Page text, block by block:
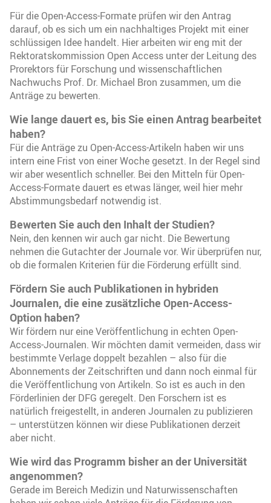
Für die Open-Access-Formate prüfen wir den Antrag
darauf, ob es sich um ein nachhaltiges Projekt mit einer
schlüssigen Idee handelt. Hier arbeiten wir eng mit der
Rektoratskommission Open Access unter der Leitung des
Prorektors für Forschung und wissenschaftlichen
Nachwuchs Prof. Dr. Michael Bron zusammen, um die
Anträge zu bewerten.
Wie lange dauert es, bis Sie einen Antrag bearbeitet
haben?
Für die Anträge zu Open-Access-Artikeln haben wir uns
intern eine Frist von einer Woche gesetzt. In der Regel sind
wir aber wesentlich schneller. Bei den Mitteln für Open-
Access-Formate dauert es etwas länger, weil hier mehr
Abstimmungsbedarf notwendig ist.
Bewerten Sie auch den Inhalt der Studien?
Nein, den kennen wir auch gar nicht. Die Bewertung
nehmen die Gutachter der Journale vor. Wir überprüfen nur,
ob die formalen Kriterien für die Förderung erfüllt sind.
Fördern Sie auch Publikationen in hybriden
Journalen, die eine zusätzliche Open-Access-
Option haben?
Wir fördern nur eine Veröffentlichung in echten Open-
Access-Journalen. Wir möchten damit vermeiden, dass wir
bestimmte Verlage doppelt bezahlen – also für die
Abonnements der Zeitschriften und dann noch einmal für
die Veröffentlichung von Artikeln. So ist es auch in den
Förderlinien der DFG geregelt. Den Forschern ist es
natürlich freigestellt, in anderen Journalen zu publizieren
– unterstützen können wir diese Publikationen derzeit
aber nicht.
Wie wird das Programm bisher an der Universität
angenommen?
Gerade im Bereich Medizin und Naturwissenschaften